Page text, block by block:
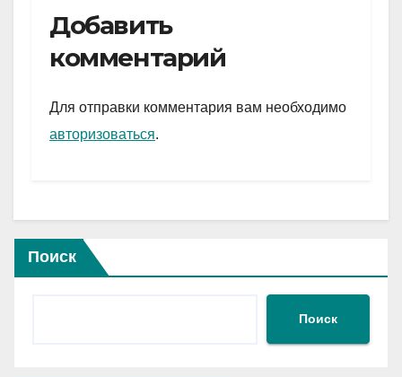
e
gr
a
m
er
s
A
p
и
Добавить
комментарий
Для отправки комментария вам необходимо
авторизоваться.
Поиск
Поиск